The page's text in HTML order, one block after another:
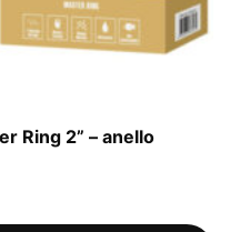
Ring 2” – anello